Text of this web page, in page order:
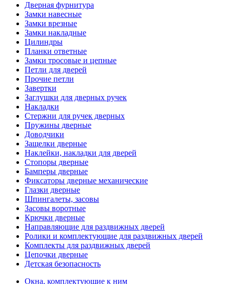
Дверная фурнитура
Замки навесные
Замки врезные
Замки накладные
Цилиндры
Планки ответные
Замки тросовые и цепные
Петли для дверей
Прочие петли
Завертки
Заглушки для дверных ручек
Накладки
Стержни для ручек дверных
Пружины дверные
Доводчики
Защелки дверные
Наклейки, накладки для дверей
Стопоры дверные
Бамперы дверные
Фиксаторы дверные механические
Глазки дверные
Шпингалеты, засовы
Засовы воротные
Крючки дверные
Направляющие для раздвижных дверей
Ролики и комплектующие для раздвижных дверей
Комплекты для раздвижных дверей
Цепочки дверные
Детская безопасность
Окна, комплектующие к ним